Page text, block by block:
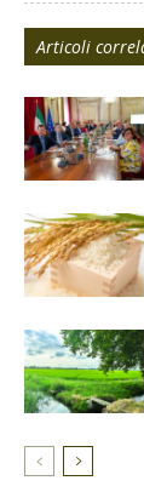
Articoli